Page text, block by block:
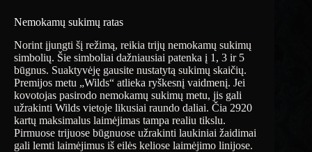
Nemokamų sukimų ratas
Norint įjungti šį režimą, reikia trijų nemokamų sukimų
simbolių. Šie simboliai dažniausiai patenka į 1, 3 ir 5
būgnus. Suaktyvėję gausite nustatytą sukimų skaičių.
Premijos metu „Wilds“ atlieka ryškesnį vaidmenį. Jei
kovotojas pasirodo nemokamų sukimų metu, jis gali
užrakinti Wilds vietoje likusiai raundo daliai. Čia 2920
kartų maksimalus laimėjimas tampa realiu tikslu.
Pirmuose trijuose būgnuose užrakinti laukiniai žaidimai
gali lemti laimėjimus iš eilės keliose laimėjimo linijose.